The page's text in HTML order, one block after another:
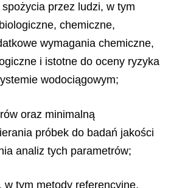
przez ludzi, w tym
chemiczne,
wymagania chemiczne,
i istotne do oceny ryzyka
wodociągowym;
oraz minimalną
próbek do badań jakości
analiz tych parametrów;
w tym metody referencyjne,